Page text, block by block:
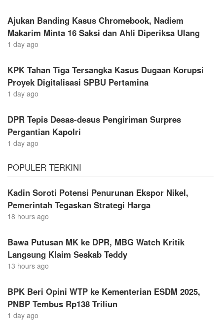
Ajukan Banding Kasus Chromebook, Nadiem
Makarim Minta 16 Saksi dan Ahli Diperiksa Ulang
1 day ago
KPK Tahan Tiga Tersangka Kasus Dugaan Korupsi
Proyek Digitalisasi SPBU Pertamina
1 day ago
DPR Tepis Desas-desus Pengiriman Surpres
Pergantian Kapolri
1 day ago
POPULER TERKINI
Kadin Soroti Potensi Penurunan Ekspor Nikel,
Pemerintah Tegaskan Strategi Harga
18 hours ago
Bawa Putusan MK ke DPR, MBG Watch Kritik
Langsung Klaim Seskab Teddy
13 hours ago
BPK Beri Opini WTP ke Kementerian ESDM 2025,
PNBP Tembus Rp138 Triliun
1 day ago